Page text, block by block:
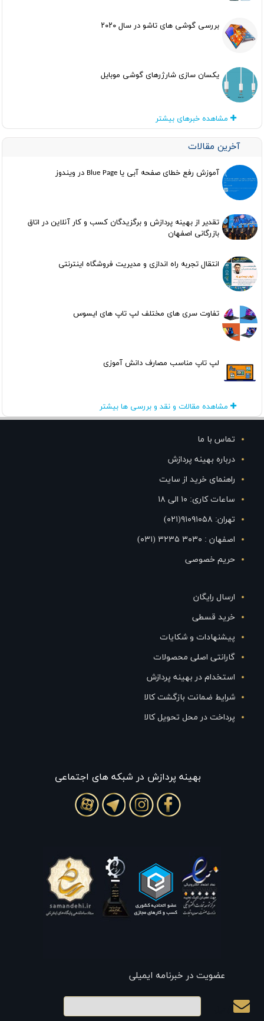
بررسی گوشی های تاشو در سال ۲۰۲۰
یکسان سازی شارژرهای گوشی موبایل
مشاهده خبرهای بیشتر
آخرین مقالات
آموزش رفع خطای صفحه آبی یا Blue Page در ویندوز
تقدیر از بهینه پردازش و برگزیدگان کسب و کار آنلاین در اتاق
بازرگانی اصفهان
انتقال تجربه راه اندازی و مدیریت فروشگاه اینترنتی
تفاوت سری های مختلف لپ تاپ های ایسوس
لپ تاپ مناسب مصارف دانش آموزی
مشاهده مقالات و نقد و بررسی ها بیشتر
تماس با ما
درباره بهینه پردازش
راهنمای خرید از سایت
ساعات کاری: ۱۰ الی ۱۸
تهران: ۹۱۰۹۱۰۵۸(۰۲۱)
اصفهان : ۳۰۳۰ ۳۲۳۵ (۰۳۱)
حریم خصوصی
ارسال رایگان
خرید قسطی
پیشنهادات و شکایات
گارانتی اصلی محصولات
استخدام در بهینه پردازش
شرایط ضمانت بازگشت کالا
پرداخت در محل تحویل کالا
بهينه پردازش در شبکه های اجتماعی
عضویت در خبرنامه ایمیلی